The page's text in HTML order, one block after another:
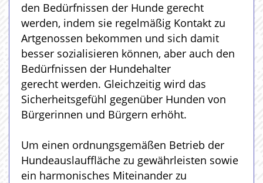
den Bedürfnissen der Hunde gerecht
werden, indem sie regelmäßig Kontakt zu
Artgenossen bekommen und sich damit
besser sozialisieren können, aber auch den
Bedürfnissen der Hundehalter
gerecht werden. Gleichzeitig wird das
Sicherheitsgefühl gegenüber Hunden von
Bürgerinnen und Bürgern erhöht.
Um einen ordnungsgemäßen Betrieb der
Hundeauslauffläche zu gewährleisten sowie
ein harmonisches Miteinander zu